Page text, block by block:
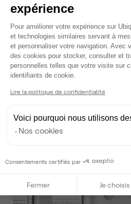
Place Louis Armand, Paris 12
3 postes • 13 m
2 366 € par mois
expérience
Plateforme de
Pour améliorer votre expérience sur
et technologies similaires servant à
et personnaliser votre navigation. Avec
des cookies pour stocker, consulter et
personnelles telles que votre visite sur
identifiants de cookie.
Lire la politique de confidentialité
Voici pourquoi nous utilisons
Nos cookies
Consentements certifiés par
Fermer Je choisis